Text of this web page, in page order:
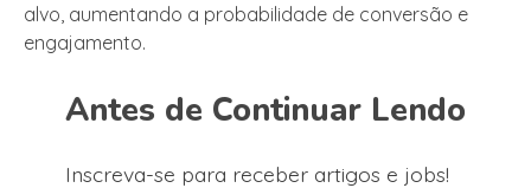
alvo, aumentando a probabilidade de conversão e
engajamento.
Antes de Continuar Lendo
Inscreva-se para receber artigos e jobs!